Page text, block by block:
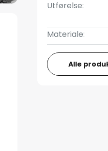
Utførelse:
Materiale:
Alle